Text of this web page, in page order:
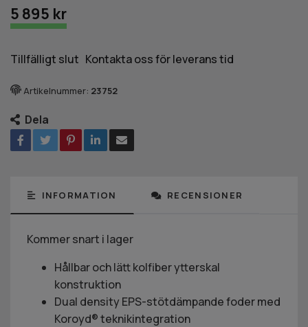
5 895 kr
Tillfälligt slut Kontakta oss för leverans tid
Artikelnummer: 23752
Dela
INFORMATION RECENSIONER
Kommer snart i lager
Hållbar och lätt kolfiber ytterskal
konstruktion
Dual density EPS-stötdämpande foder med
Koroyd® teknikintegration